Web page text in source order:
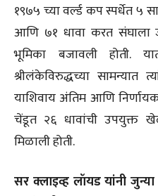
१९७५ च्या वर्ल्ड कप स्पर्धेत ५
आणि ७१ धावा करत संघाला
भूमिका बजावली होती.
श्रीलंकेविरुद्धच्या सामन्यात
याशिवाय अंतिम आणि
चेंडूत २६ धावांची उपयुक्त
मिळाली होती.
सर क्लाइव्ह लॉयड यांनी